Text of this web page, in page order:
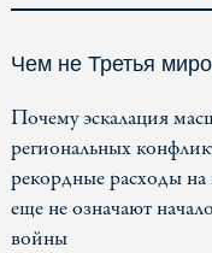
Чем не Третья
Почему эскалация
региональных
рекордные расходы
еще не означают
войны